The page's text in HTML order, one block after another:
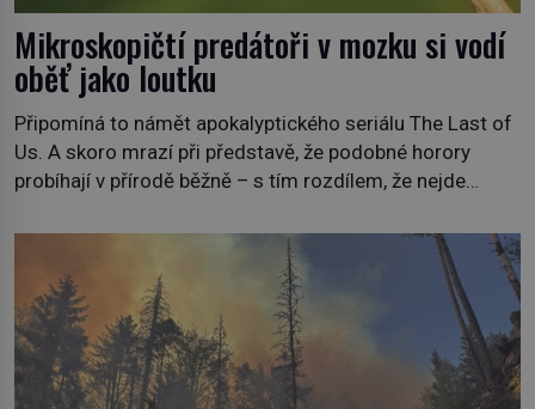
Mikroskopičtí predátoři v mozku si vodí
oběť jako loutku
Připomíná to námět apokalyptického seriálu The Last of
Us. A skoro mrazí při představě, že podobné horory
probíhají v přírodě běžně – s tím rozdílem, že nejde
dokáže ovládat jen vývojově nesrovnatelně jednodušší
živočichy, než je člověk. Najít skutečné zombie není nic
nemožného ani v naší přírodě. […]